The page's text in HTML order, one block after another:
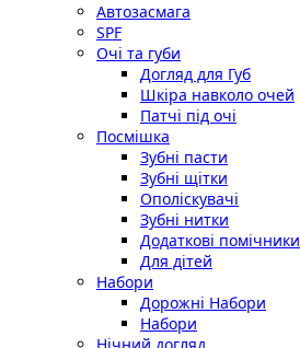
Автозасмага
SPF
Очі та губи
Догляд для Губ
Шкіра навколо очей
Патчі під очі
Посмішка
Зубні пасти
Зубні щітки
Ополіскувачі
Зубні нитки
Додаткові помічники
Для дітей
Набори
Дорожні Набори
Набори